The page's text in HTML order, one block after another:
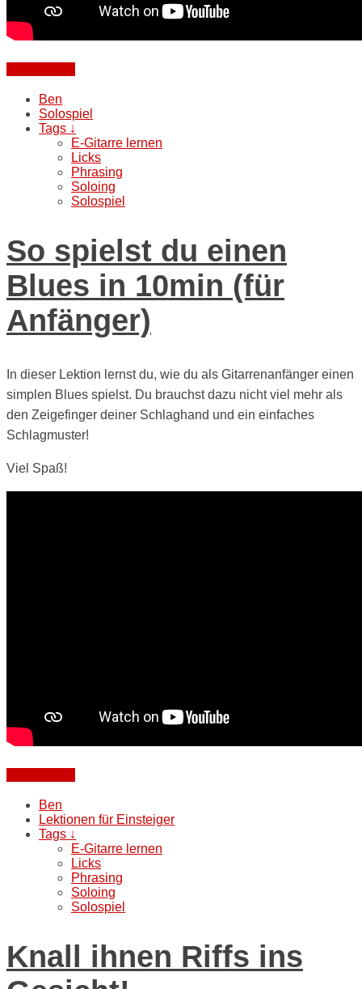
Ben
Solospiel
Tags ↓
E-Gitarre lernen
Licks
Phrasing
Soloing
Solospiel
So spielst du einen
Blues in 10min (für
Anfänger)
In dieser Lektion lernst du, wie du als Gitarrenanfänger einen
simplen Blues spielst. Du brauchst dazu nicht viel mehr als
den Zeigefinger deiner Schlaghand und ein einfaches
Schlagmuster!
Viel Spaß!
Ben
Lektionen für Einsteiger
Tags ↓
E-Gitarre lernen
Licks
Phrasing
Soloing
Solospiel
Knall ihnen Riffs ins